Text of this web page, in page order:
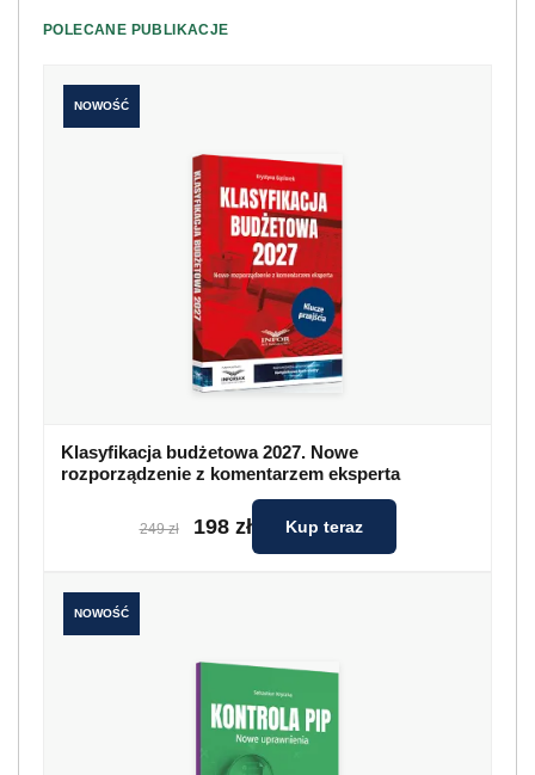
POLECANE PUBLIKACJE
NOWOŚĆ
Klasyfikacja budżetowa 2027. Nowe
rozporządzenie z komentarzem eksperta
249 zł 198 zł Kup teraz
NOWOŚĆ